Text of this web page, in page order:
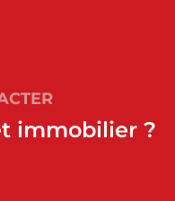
immobilier ?